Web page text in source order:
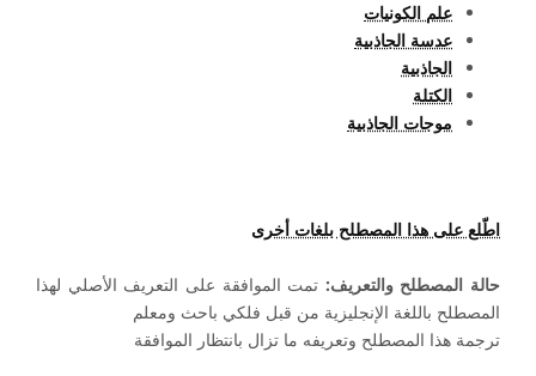
علم الكونيات
عدسة الجاذبية
الجاذبية
الكتلة
موجات الجاذبية
اطّلع على هذا المصطلح بلغات أخرى
حالة المصطلح والتعريف: تمت الموافقة على التعريف الأصلي لهذا
المصطلح باللغة الإنجليزية من قبل فلكي باحث ومعلم
ترجمة هذا المصطلح وتعريفه ما تزال بانتظار الموافقة